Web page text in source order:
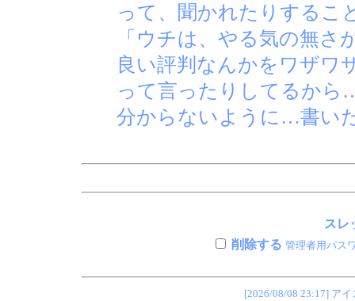
って、聞かれたりする
「ウチは、やる気の無さ
良い評判なんかをワザワ
って言ったりしてるか
分からないように…書い
スレ
削除する 管理者用パス
[2026/08/08 23:17] ア